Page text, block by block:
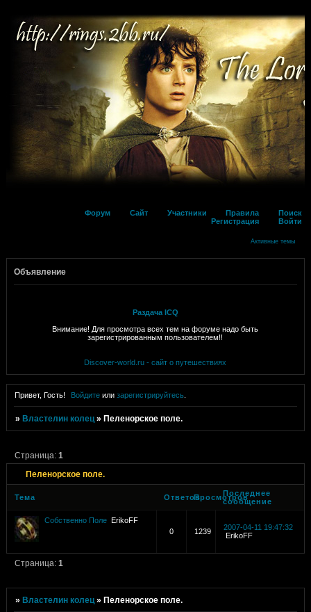
Форум Сайт Участники Правила
Поиск
Регистрация
Войти
Активные темы
Объявление
Раздача ICQ
Внимание! Для просмотра всех тем на форуме надо быть
зарегистрированным пользователем!!
Discover-world.ru - сайт о путешествиях
Привет, Гость! Войдите илизарегистрируйтесь
» Властелин колец » Пеленорское поле.
Пеленорское поле.
Страница:1
Тема ОтветовПросмотровПоследнее
сообщение
Собственно Поле
ErikoFF
0
1239
2007-04-11 19:47:32
ErikoFF
Страница:1
»Властелин колец »Пеленорское поле.